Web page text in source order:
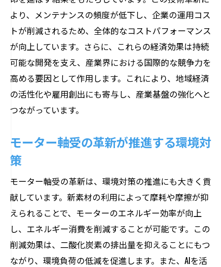
モーター軸受がもたらす時間短縮効果
生産ラインの最適化を実現する技術
効率的なプロセスフローの構築
最新技術が導く工業効率の向上
モーター軸受が支えるスマート工場
モーター軸受によるコスト削減とメンテナン
スの最適化
メンテナンスコストを削減する革新技術
予防保全によるコスト最適化の実現
効率的なメンテナンスプランの策定
コスト削減を可能にする素材革新
総合的なコスト管理戦略の推進
モーター軸受の未来を拓く技術革新が生む新
たな展望
より、メンテナンスの頻度が低下し、企業の運用コス
トが削減されるため、全体的なコストパフォーマンス
が向上しています。さらに、これらの経済効果は持続
可能な開発を支え、産業界における国際的な競争力を
高める要因として作用します。これにより、地域経済
の活性化や雇用創出にも寄与し、産業基盤の強化へと
つながっています。
モーター軸受の革新が推進する環境対
策
モーター軸受の革新は、環境対策の推進にも大きく貢
献しています。新素材の利用によって摩耗や摩擦が抑
えられることで、モーターのエネルギー効率が向上
し、エネルギー消費を削減することが可能です。この
削減効果は、二酸化炭素の排出量を抑えることにもつ
ながり、環境負荷の低減を促進します。また、AIを活